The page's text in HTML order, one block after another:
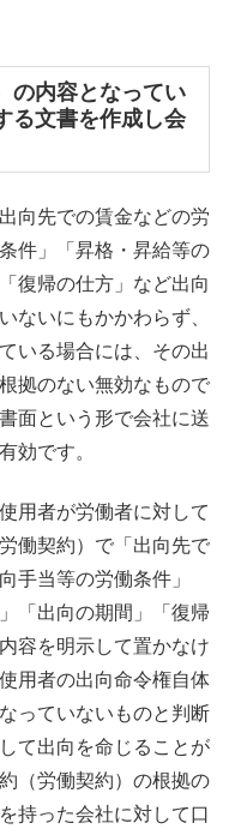
の内容となってい
る文書を作成し会
向先での賃金などの労
件」「昇格・昇給等の
復帰の仕方」など出向
ないにもかかわらず、
いる場合には、その出
拠のない無効なもので
面という形で会社に送
効です。
用者が労働者に対して
働契約）で「出向先で
手当等の労働条件」
「出向の期間」「復帰
容を明示して置かなけ
用者の出向命令権自体
っていないものと判断
て出向を命じることが
（労働契約）の根拠の
持った会社に対して口